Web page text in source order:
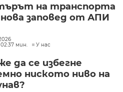
на транспорта
нова заповед от АПИ
мин.
У нас
да се избегне
ниското ниво на